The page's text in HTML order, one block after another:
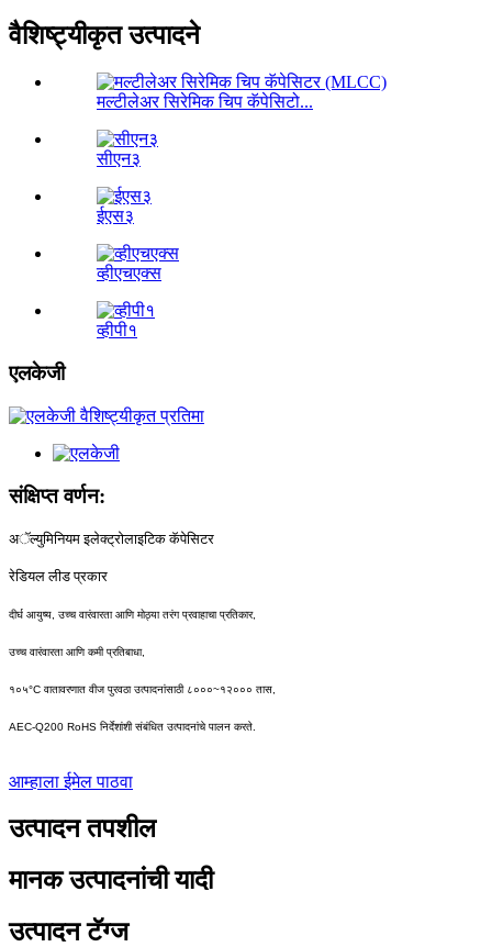
वैशिष्ट्यीकृत उत्पादने
मल्टीलेअर सिरेमिक चिप कॅपेसिटो...
सीएन३
ईएस३
व्हीएचएक्स
व्हीपी१
एलकेजी
संक्षिप्त वर्णन:
अॅल्युमिनियम इलेक्ट्रोलाइटिक कॅपेसिटर
रेडियल लीड प्रकार
दीर्घ आयुष्य, उच्च वारंवारता आणि मोठ्या तरंग प्रवाहाचा प्रतिकार,
उच्च वारंवारता आणि कमी प्रतिबाधा,
१०५°C वातावरणात वीज पुरवठा उत्पादनांसाठी ८०००~१२००० तास,
AEC-Q200 RoHS निर्देशांशी संबंधित उत्पादनांचे पालन करते.
आम्हाला ईमेल पाठवा
उत्पादन तपशील
मानक उत्पादनांची यादी
उत्पादन टॅग्ज